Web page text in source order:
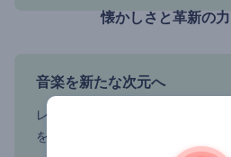
懐かしさと革新の
音楽を新たな次元へ
レトロ・フューチャーなビジュア
を生き生きと蘇らせましょう。